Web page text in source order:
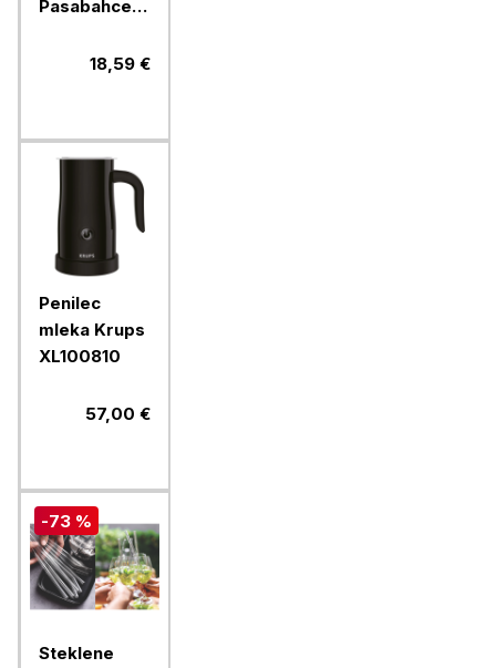
Pasabahce
270 ml, 418,59 €
Penilec
mleka Krups
XL100810
57,00 €
-73 %
Steklene